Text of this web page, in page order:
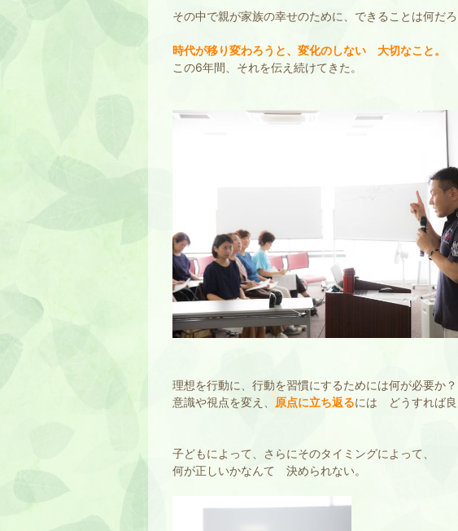
その中で親が家族の幸せのために、できることは何だろ
時代が移り変わろうと、変化のしない 大切なこと。
この6年間、それを伝え続けてきた。
理想を行動に、行動を習慣にするためには何が必要か？
意識や視点を変え、 原点に立ち返るには どうすれば良
子どもによって、さらにそのタイミングによって、
何が正しいかなんて 決められない。